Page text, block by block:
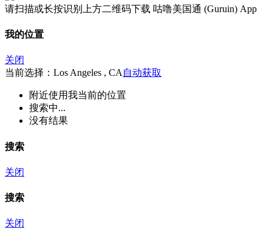
请扫描或长按识别上方二维码下载 咕噜美国通 (Guruin) App
我的位置
关闭
当前选择：Los Angeles , CA 自动获取
附近使用我当前的位置
搜索中...
没有结果
搜索
关闭
搜索
关闭